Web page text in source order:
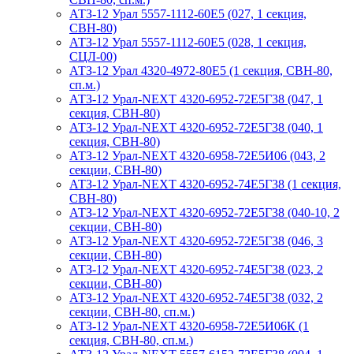
АТЗ-12 Урал 5557-1112-60Е5 (027, 1 секция,
СВН-80)
АТЗ-12 Урал 5557-1112-60Е5 (028, 1 секция,
СЦЛ-00)
АТЗ-12 Урал 4320-4972-80Е5 (1 секция, СВН-80,
сп.м.)
АТЗ-12 Урал-NEXT 4320-6952-72Е5Г38 (047, 1
секция, СВН-80)
АТЗ-12 Урал-NEXT 4320-6952-72Е5Г38 (040, 1
секция, СВН-80)
АТЗ-12 Урал-NEXT 4320-6958-72Е5И06 (043, 2
секции, СВН-80)
АТЗ-12 Урал-NEXT 4320-6952-74Е5Г38 (1 секция,
СВН-80)
АТЗ-12 Урал-NEXT 4320-6952-72Е5Г38 (040-10, 2
секции, СВН-80)
АТЗ-12 Урал-NEXT 4320-6952-72Е5Г38 (046, 3
секции, СВН-80)
АТЗ-12 Урал-NEXT 4320-6952-74Е5Г38 (023, 2
секции, СВН-80)
АТЗ-12 Урал-NEXT 4320-6952-74Е5Г38 (032, 2
секции, СВН-80, сп.м.)
АТЗ-12 Урал-NEXT 4320-6958-72Е5И06К (1
секция, СВН-80, сп.м.)